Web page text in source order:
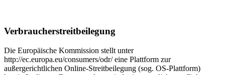
Verbraucherstreitbeilegung
Die Europäische Kommission stellt unter
http://ec.europa.eu/consumers/odr/ eine Plattform zur
außergerichtlichen Online-Streitbeilegung (sog. OS-Plattform)